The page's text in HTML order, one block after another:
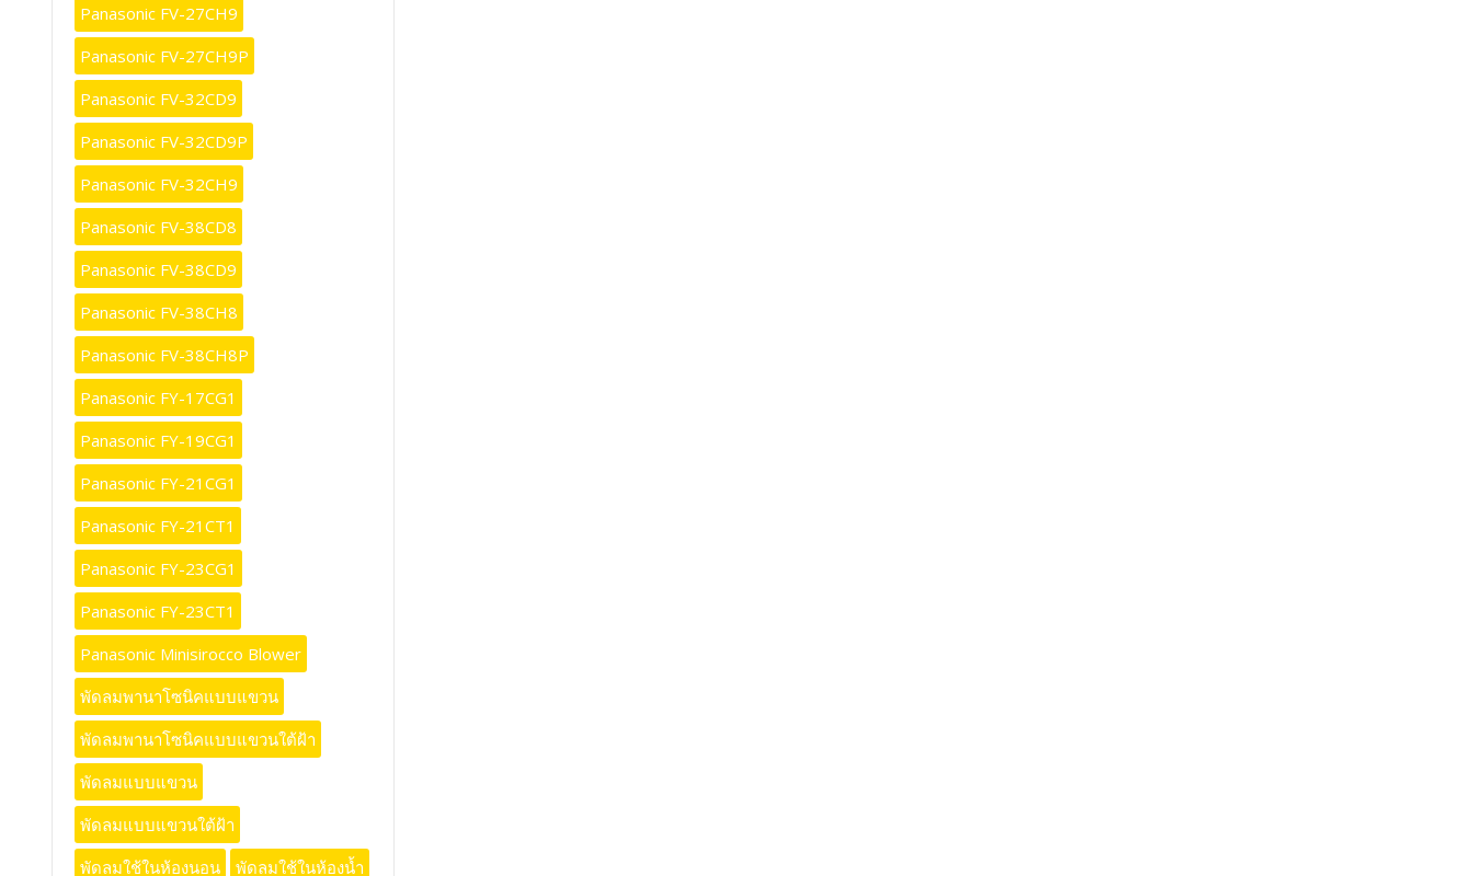
Panasonic FV-27CH9
Panasonic FV-27CH9P
Panasonic FV-32CD9
Panasonic FV-32CD9P
Panasonic FV-32CH9
Panasonic FV-38CD8
Panasonic FV-38CD9
Panasonic FV-38CH8
Panasonic FV-38CH8P
Panasonic FY-17CG1
Panasonic FY-19CG1
Panasonic FY-21CG1
Panasonic FY-21CT1
Panasonic FY-23CG1
Panasonic FY-23CT1
Panasonic Minisirocco Blower
พัดลมพานาโซนิคแบบแขวน
พัดลมพานาโซนิคแบบแขวนใต้ฝ้า
พัดลมแบบแขวน
พัดลมแบบแขวนใต้ฝ้า
พัดลมใช้ในห้องนอน
พัดลมใช้ในห้องน้ำ